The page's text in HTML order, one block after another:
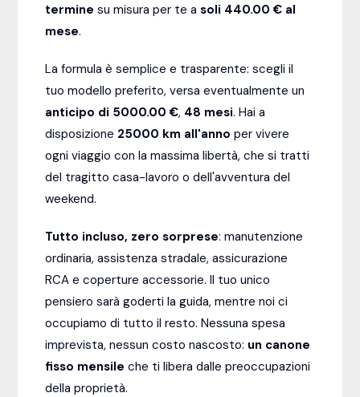
termine su misura per te asoli 440.00 € al
mese.
La formula è semplice e trasparente: scegli il
tuo modello preferito, versa eventualmente un
anticipo di 5000.00 €, 48 mesi. Hai a
disposizione 25000 km all'anno per vivere
ogni viaggio con la massima libertà, che si tratti
del tragitto casa-lavoro o dell'avventura del
weekend.
Tutto incluso, zero sorprese: manutenzione
ordinaria, assistenza stradale, assicurazione
RCA e coperture accessorie. Il tuo unico
pensiero sarà goderti la guida, mentre noi ci
occupiamo di tutto il resto. Nessuna spesa
imprevista, nessun costo nascosto: un canone
fisso mensile che ti libera dalle preoccupazioni
della proprietà.